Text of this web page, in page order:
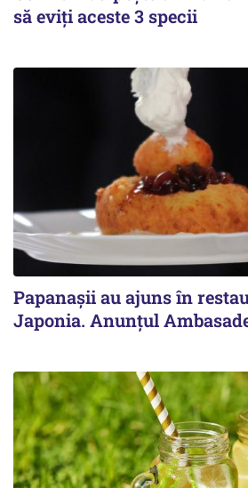
să eviți aceste 3 specii
Papanașii au ajuns în
Japonia. Anunțul